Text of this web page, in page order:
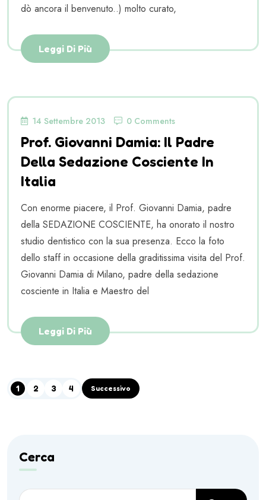
dò ancora il benvenuto..) molto curato,
Leggi Di Più
14 Settembre 2013 0 Comments
Prof. Giovanni Damia: Il Padre
Della Sedazione Cosciente In
Italia
Con enorme piacere, il Prof. Giovanni Damia, padre
della SEDAZIONE COSCIENTE, ha onorato il nostro
studio dentistico con la sua presenza. Ecco la foto
dello staff in occasione della graditissima visita del Prof.
Giovanni Damia di Milano, padre della sedazione
cosciente in Italia e Maestro del
Leggi Di Più
1 2 3 4 Successivo
Cerca